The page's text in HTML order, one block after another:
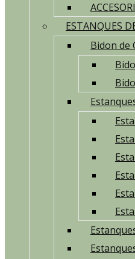
ESTANQUES
Bidon de